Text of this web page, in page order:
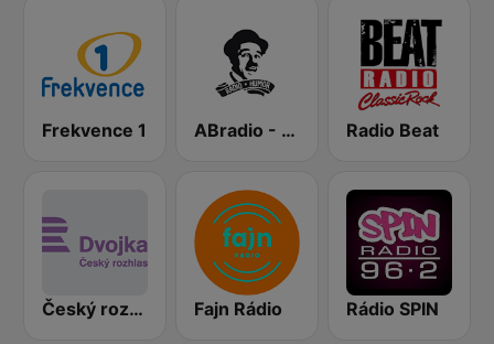
Frekvence 1 ABradio - Humor Radio Beat
Český rozhlas Dvojka Fajn Rádio Rádio SPIN